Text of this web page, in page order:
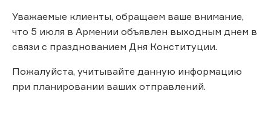
Уважаемые клиенты, обращаем ваше внимание,
что 5 июля в Армении объявлен выходным днем в
связи с празднованием Дня Конституции.
Пожалуйста, учитывайте данную информацию
при планировании ваших отправлений.